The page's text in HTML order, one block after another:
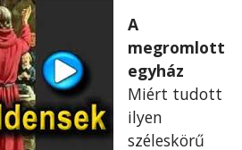
A
megromlott
egyház
Miért tudott
ilyen
széleskörű